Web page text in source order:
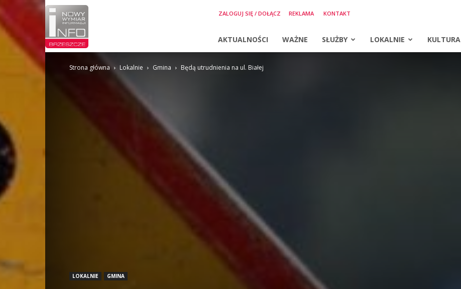
InfoBrzeszcze.pl
ZALOGUJ SIĘ / DOŁĄCZ REKLAMA KONTAKT
AKTUALNOŚCI WAŻNE SŁUŻBY LOKALNIE KULTURA
Strona główna Lokalnie Gmina Będą utrudnienia na ul. Białej
LOKALNIE GMINA